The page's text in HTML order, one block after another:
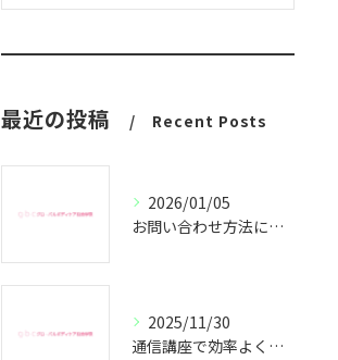
最近の投稿 Recent Posts
2026/01/05
お問い合わせ方法についてのご案内
2025/11/30
通信講座で効率よくセラピスト資格取得